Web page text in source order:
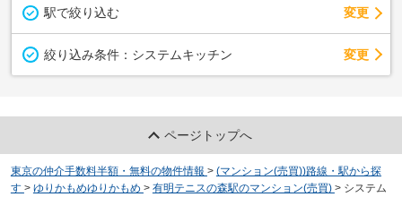
駅で絞り込む 変更
絞り込み条件： システムキッチン 変更
ページトップへ
東京の仲介手数料半額・無料の物件情報 > (マンション(売買))路線・駅から探
す > ゆりかもめゆりかもめ > 有明テニスの森駅のマンション(売買) > システム